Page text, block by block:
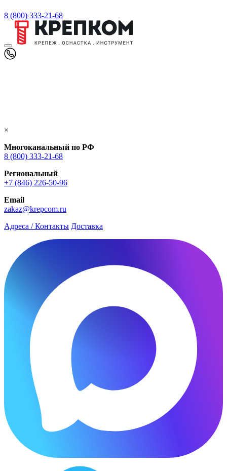
8 (800) 333-21-68
×
Многоканальный по РФ
8 (800) 333‑21-68
Региональный
+7 (846) 226-50-96
Email
zakaz@krepcom.ru
Адреса / Контакты Доставка